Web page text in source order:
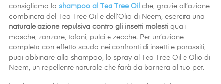
consigliamo lo shampoo al Tea Tree Oil che, grazie all’azione
combinata del Tea Tree Oil e dell’Olio di Neem, esercita una
naturale azione repulsiva contro gli insetti molesti quali
mosche, zanzare, tafani, pulci e zecche. Per un’azione
completa con effetto scudo nei confronti di insetti e parassiti,
puoi abbinare allo shampoo, lo spray al Tea Tree Oil e Olio di
Neem, un repellente naturale che farà da barriera al tuo pet.